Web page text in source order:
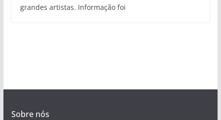
grandes artistas. Informação foi
Sobre nós